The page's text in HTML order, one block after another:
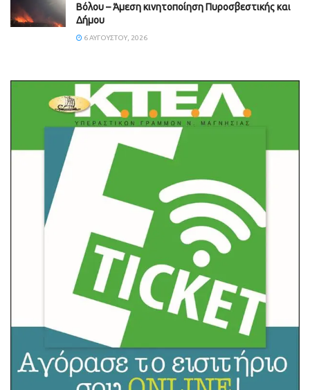
Βόλου – Άμεση κινητοποίηση Πυροσβεστικής και
Δήμου
6 ΑΥΓΟΎΣΤΟΥ, 2026